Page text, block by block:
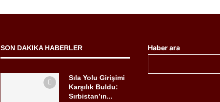
SON DAKIKA HABERLER
Sıla Yolu Girişimi
Karşılık Buldu:
Sırbistan’ın...
Haber ara